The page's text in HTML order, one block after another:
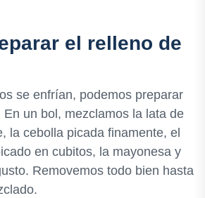
el relleno de
se enfrían, podemos preparar
un bol, mezclamos la lata de
la cebolla picada finamente, el
en cubitos, la mayonesa y
Removemos todo bien hasta